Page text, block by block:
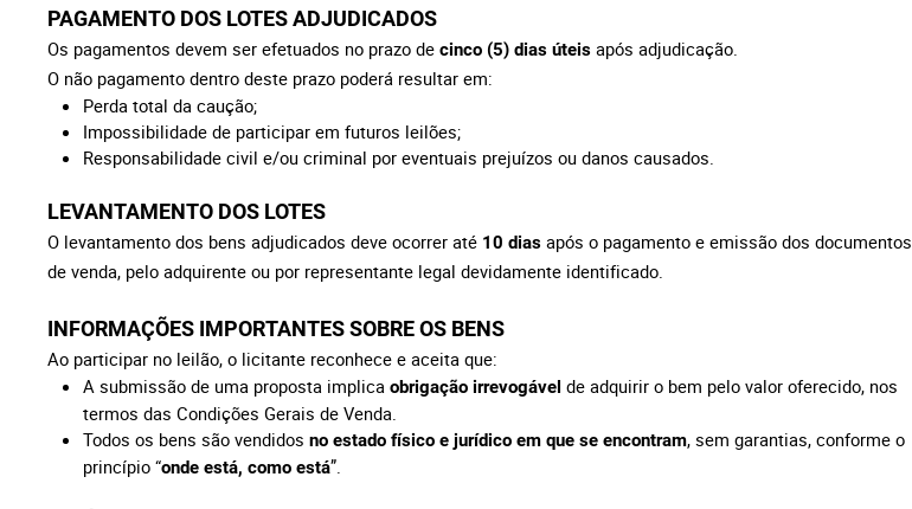
PAGAMENTO DOS LOTES ADJUDICADOS
Os pagamentos devem ser efetuados no prazo de cinco (5) dias úteis após adjudicação.
O não pagamento dentro deste prazo poderá resultar em:
Perda total da caução;
Impossibilidade de participar em futuros leilões;
Responsabilidade civil e/ou criminal por eventuais prejuízos ou danos causados.
LEVANTAMENTO DOS LOTES
O levantamento dos bens adjudicados deve ocorrer até 10 dias após o pagamento e emissão dos documentos
de venda, pelo adquirente ou por representante legal devidamente identificado.
INFORMAÇÕES IMPORTANTES SOBRE OS BENS
Ao participar no leilão, o licitante reconhece e aceita que:
A submissão de uma proposta implica obrigação irrevogável de adquirir o bem pelo valor oferecido, nos
termos das Condições Gerais de Venda.
Todos os bens são vendidos no estado físico e jurídico em que se encontram, sem garantias, conforme o
princípio “onde está, como está”.